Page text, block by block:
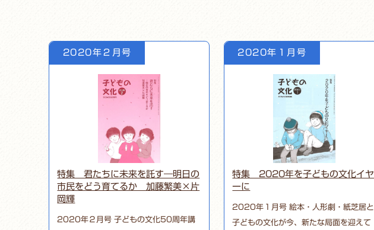
2020年２月号
特集 君たちに未来を託す―明日の
市民をどう育てるか 加藤繁美×片
岡輝
2020年２月号 子どもの文化50周年講
2020年１月号
特集 2020年を子どもの文化イヤ
ーに
2020年１月号 絵本・人形劇・紙芝居と
子どもの文化が今、新たな局面を迎えて